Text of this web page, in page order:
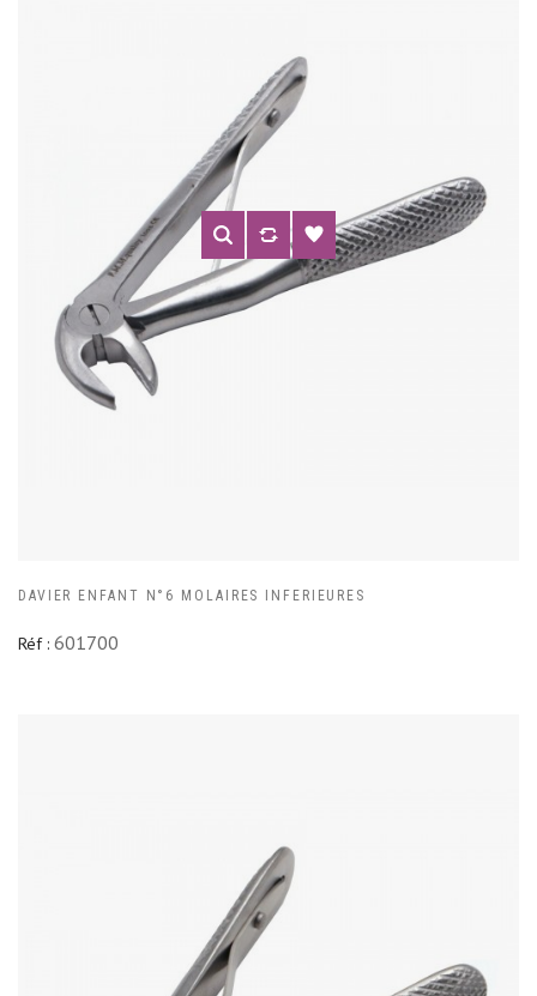
DAVIER ENFANT N°6 MOLAIRES INFERIEURES
Réf : 601700